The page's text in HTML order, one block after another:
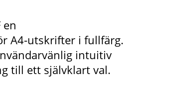
en
A4-utskrifter i fullfärg.
intuitiv
till ett självklart val.